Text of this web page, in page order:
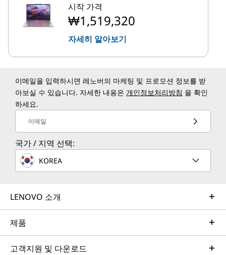
시작 가격
₩1,519,320
자세히 알아보기
이메일을 입력하시면 레노버의 마케팅 및 프로모션 정보를 받
아보실 수 있습니다. 자세한 내용은 개인정보처리방침 을 확인
하세요.
이메일
국가 / 지역 선택:
KOREA
LENOVO 소개
제품
고객지원 및 다운로드